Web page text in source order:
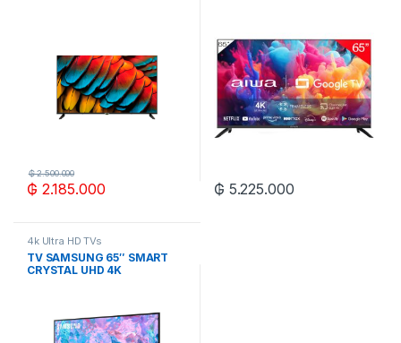
₲ 2.185.000
₲2.500.000
₲ 5.225.000
4k Ultra HD TVs
TV SAMSUNG 65″ SMART
CRYSTAL UHD 4K